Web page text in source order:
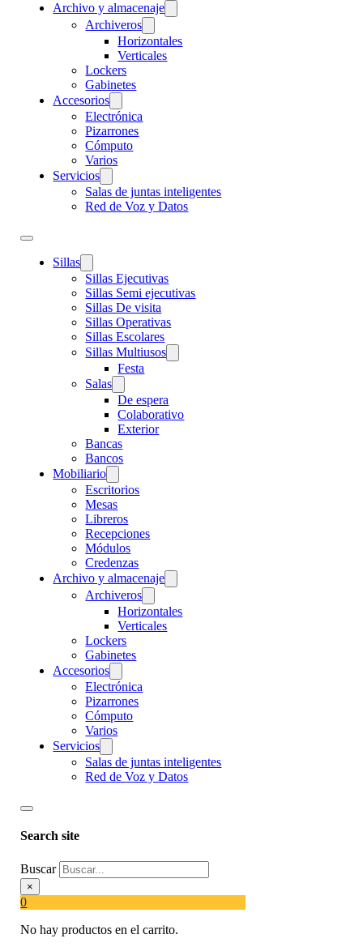
Archivo y almacenaje
Archiveros
Horizontales
Verticales
Lockers
Gabinetes
Accesorios
Electrónica
Pizarrones
Cómputo
Varios
Servicios
Salas de juntas inteligentes
Red de Voz y Datos
Sillas
Sillas Ejecutivas
Sillas Semi ejecutivas
Sillas De visita
Sillas Operativas
Sillas Escolares
Sillas Multiusos
Festa
Salas
De espera
Colaborativo
Exterior
Bancas
Bancos
Mobiliario
Escritorios
Mesas
Libreros
Recepciones
Módulos
Credenzas
Archivo y almacenaje
Archiveros
Horizontales
Verticales
Lockers
Gabinetes
Accesorios
Electrónica
Pizarrones
Cómputo
Varios
Servicios
Salas de juntas inteligentes
Red de Voz y Datos
Search site
Buscar
×
0
No hay productos en el carrito.